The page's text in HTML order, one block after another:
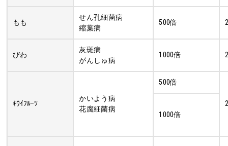
もも
せん孔細菌病
縮葉病
500倍
びわ
灰斑病
がんしゅ病
1000倍
ｷｳｲﾌﾙｰﾂ
かいよう病
花腐細菌病
500倍
1000倍